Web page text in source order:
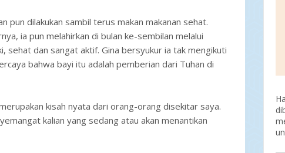
pun dilakukan sambil terus makan makanan sehat.
ia pun melahirkan di bulan ke-sembilan melalui
sehat dan sangat aktif. Gina bersyukur ia tak mengikuti
bahwa bayi itu adalah pemberian dari Tuhan di
kisah nyata dari orang-orang disekitar saya.
kalian yang sedang atau akan menantikan